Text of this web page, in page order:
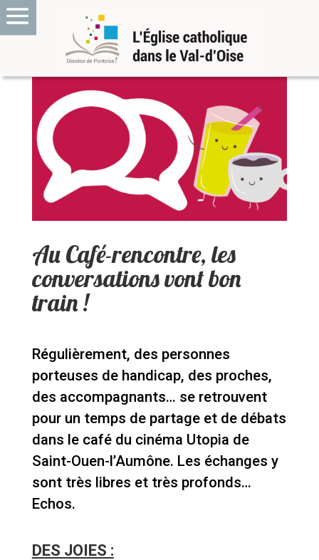
Au Café-rencontre, les
conversations vont bon
train !
Régulièrement, des personnes
porteuses de handicap, des proches,
des accompagnants… se retrouvent
pour un temps de partage et de débats
dans le café du cinéma Utopia de
Saint-Ouen-l’Aumône. Les échanges y
sont très libres et très profonds…
Echos.
DES JOIES :